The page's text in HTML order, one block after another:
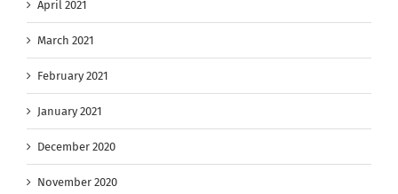
April 2021
March 2021
February 2021
January 2021
December 2020
November 2020